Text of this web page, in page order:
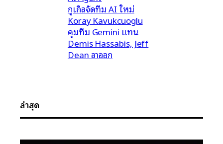
กูเกิลจัดทีม AI ใหม่
Koray Kavukcuoglu
คุมทีม Gemini แทน
Demis Hassabis, Jeff
Dean ลาออก
ล่าสุด